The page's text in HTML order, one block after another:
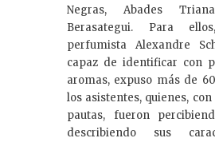
Negras, Abades
Berasategui. Para
perfumista Alexandre
capaz de identificar con
aromas, expuso más de
los asistentes, quienes,
pautas, fueron
describiendo sus